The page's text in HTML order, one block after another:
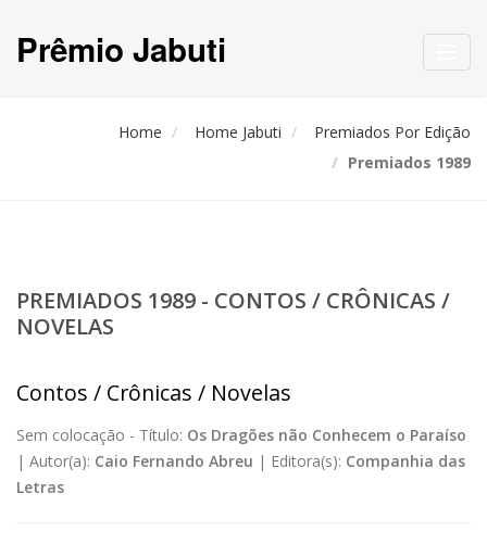
Prêmio Jabuti
Home Home Jabuti
Premiados Por Edição
Premiados 1989
PREMIADOS 1989 - CONTOS / CRÔNICAS /
NOVELAS
Contos / Crônicas / Novelas
Sem colocação - Título: Os Dragões não Conhecem o Paraíso
| Autor(a): Caio Fernando Abreu | Editora(s): Companhia das
Letras